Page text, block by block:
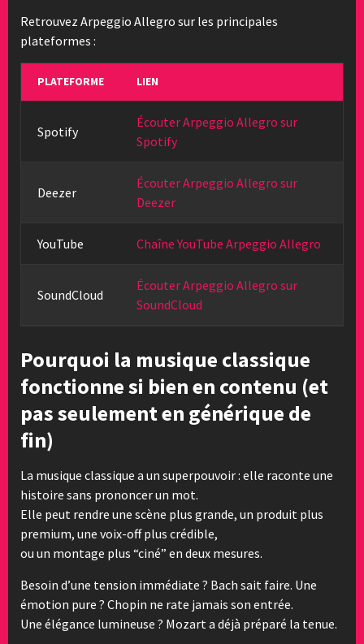
Retrouvez Arpeggio Allegro sur les principales
plateformes :
PLATEFORME LIEN
Spotify
Écouter Arpeggio Allegro sur
Spotify
Deezer
Écouter Arpeggio Allegro sur
Deezer
YouTube Chaîne YouTube Arpeggio Allegro
SoundCloud
Écouter Arpeggio Allegro sur
SoundCloud
Pourquoi la musique classique
fonctionne si bien en contenu (et
pas seulement en générique de
fin)
La musique classique a un superpouvoir : elle raconte une
histoire sans prononcer un mot.
Elle peut rendre une scène plus grande, un produit plus
premium, une voix-off plus crédible,
ou un montage plus “ciné” en deux mesures.
Besoin d’une tension immédiate ? Bach sait faire. Une
émotion pure ? Chopin ne rate jamais son entrée.
Une élégance lumineuse ? Mozart a déjà préparé la tenue.